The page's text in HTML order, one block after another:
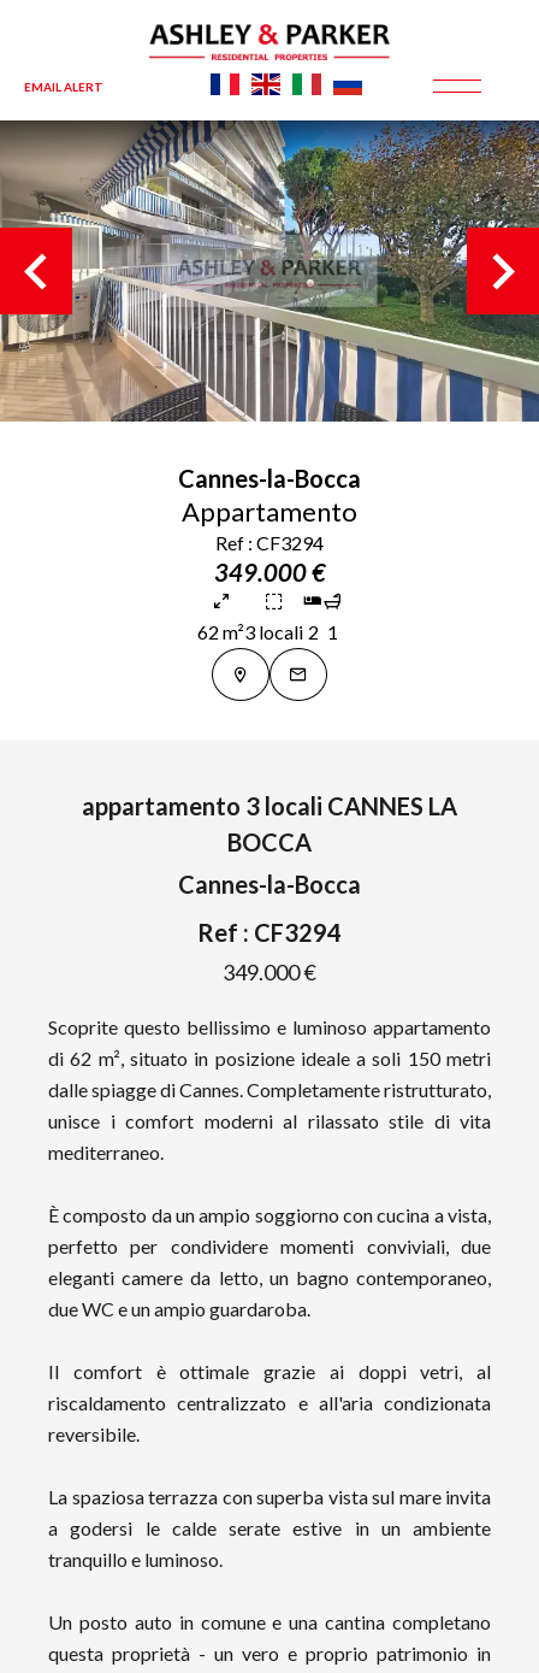
EMAIL ALERT
Cannes-la-Bocca
Appartamento
Ref : CF3294
349.000 €
62 m²3 locali 2 1
appartamento 3 locali CANNES LA
BOCCA
Cannes-la-Bocca
Ref : CF3294
349.000 €
Scoprite questo bellissimo e luminoso appartamento
di 62 m², situato in posizione ideale a soli 150 metri
dalle spiagge di Cannes. Completamente ristrutturato,
unisce i comfort moderni al rilassato stile di vita
mediterraneo.
È composto da un ampio soggiorno con cucina a vista,
perfetto per condividere momenti conviviali, due
eleganti camere da letto, un bagno contemporaneo,
due WC e un ampio guardaroba.
Il comfort è ottimale grazie ai doppi vetri, al
riscaldamento centralizzato e all'aria condizionata
reversibile.
La spaziosa terrazza con superba vista sul mare invita
a godersi le calde serate estive in un ambiente
tranquillo e luminoso.
Un posto auto in comune e una cantina completano
questa proprietà - un vero e proprio patrimonio in